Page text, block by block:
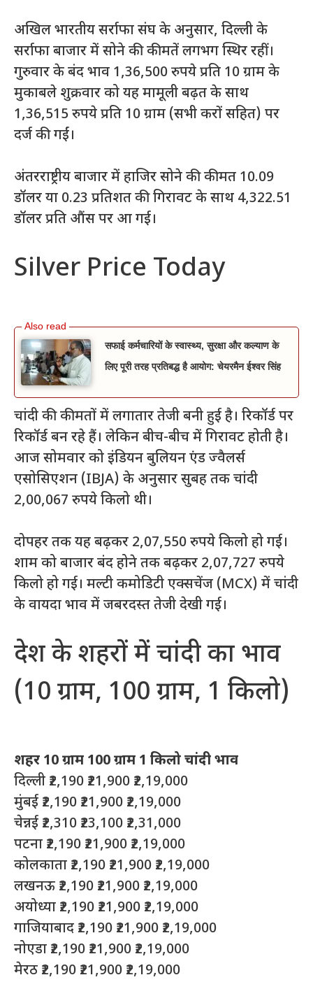
अखिल भारतीय सर्राफा संघ के अनुसार, दिल्ली के
सर्राफा बाजार में सोने की कीमतें लगभग स्थिर रहीं।
गुरुवार के बंद भाव 1,36,500 रुपये प्रति 10 ग्राम के
मुकाबले शुक्रवार को यह मामूली बढ़त के साथ
1,36,515 रुपये प्रति 10 ग्राम (सभी करों सहित) पर
दर्ज की गईं।
अंतरराष्ट्रीय बाजार में हाजिर सोने की कीमत 10.09
डॉलर या 0.23 प्रतिशत की गिरावट के साथ 4,322.51
डॉलर प्रति औंस पर आ गई।
Silver Price Today
सफाई कर्मचारियों के स्वास्थ्य, सुरक्षा और कल्याण के
लिए पूरी तरह प्रतिबद्ध है आयोग: चेयरमैन ईश्वर सिंह
चांदी की कीमतों में लगातार तेजी बनी हुई है। रिकॉर्ड पर
रिकॉर्ड बन रहे हैं। लेकिन बीच-बीच में गिरावट होती है।
आज सोमवार को इंडियन बुलियन एंड ज्वैलर्स
एसोसिएशन (IBJA) के अनुसार सुबह तक चांदी
2,00,067 रुपये किलो थी।
दोपहर तक यह बढ़कर 2,07,550 रुपये किलो हो गई।
शाम को बाजार बंद होने तक बढ़कर 2,07,727 रुपये
किलो हो गई। मल्टी कमोडिटी एक्सचेंज (MCX) में चांदी
के वायदा भाव में जबरदस्त तेजी देखी गई।
देश के शहरों में चांदी का भाव
(10 ग्राम, 100 ग्राम, 1 किलो)
शहर 10 ग्राम 100 ग्राम 1 किलो चांदी भाव
दिल्ली ₹2,190 ₹21,900 ₹2,19,000
मुंबई ₹2,190 ₹21,900 ₹2,19,000
चेन्नई ₹2,310 ₹23,100 ₹2,31,000
पटना ₹2,190 ₹21,900 ₹2,19,000
कोलकाता ₹2,190 ₹21,900 ₹2,19,000
लखनऊ ₹2,190 ₹21,900 ₹2,19,000
अयोध्या ₹2,190 ₹21,900 ₹2,19,000
गाजियाबाद ₹2,190 ₹21,900 ₹2,19,000
नोएडा ₹2,190 ₹21,900 ₹2,19,000
मेरठ ₹2,190 ₹21,900 ₹2,19,000